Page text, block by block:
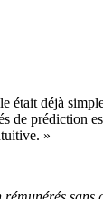
était déjà
de prédiction
»